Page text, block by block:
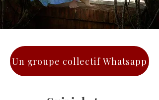
Un groupe collectif Whatsapp